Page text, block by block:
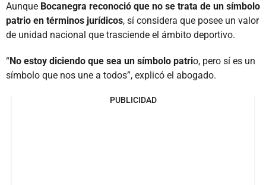
Aunque Bocanegra reconoció que no se trata de un símbolo
patrio en términos jurídicos, sí considera que posee un valor
de unidad nacional que trasciende el ámbito deportivo.
“No estoy diciendo que sea un símbolo patrio, pero sí es un
símbolo que nos une a todos”, explicó el abogado.
PUBLICIDAD